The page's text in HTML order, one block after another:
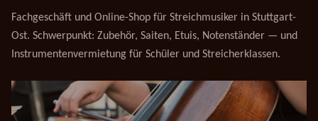
Fachgeschäft und Online-Shop für Streichmusiker in Stuttgart-
Ost. Schwerpunkt: Zubehör, Saiten, Etuis, Notenständer — und
Instrumentenvermietung für Schüler und Streicherklassen.